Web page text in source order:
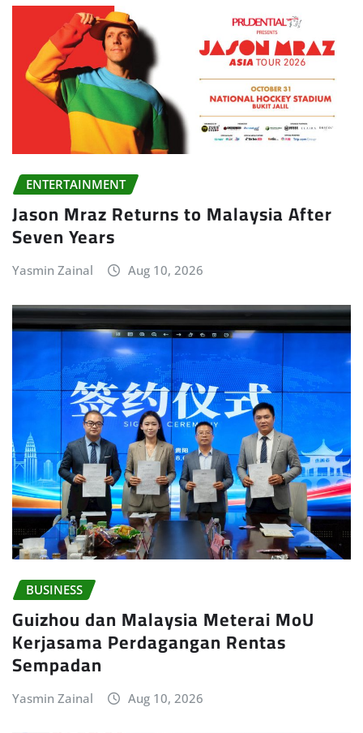
ENTERTAINMENT
Jason Mraz Returns to Malaysia After
Seven Years
Yasmin Zainal Aug 10, 2026
BUSINESS
Guizhou dan Malaysia Meterai MoU
Kerjasama Perdagangan Rentas
Sempadan
Yasmin Zainal Aug 10, 2026